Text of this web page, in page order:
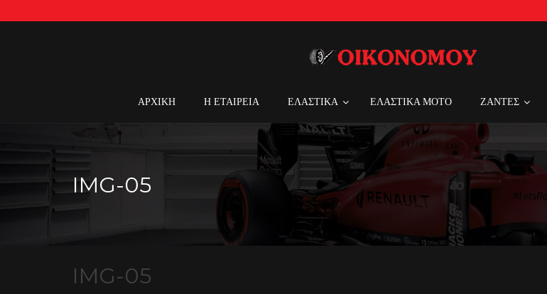
ΑΡΧΙΚΗ Η ΕΤΑΙΡΕΙΑ ΕΛΑΣΤΙΚΑ ΕΛΑΣΤΙΚΑ MOTO ΖΑΝΤΕΣ
IMG-05
IMG-05